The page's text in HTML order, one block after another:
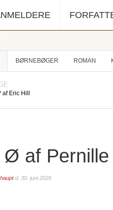
BØRNEBØGER ROMAN
Eric Hill
Ø af
d. 30. juni 2026